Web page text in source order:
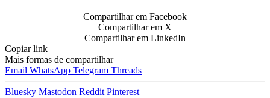
Compartilhar em Facebook
Compartilhar em X
Compartilhar em LinkedIn
Copiar link
Mais formas de compartilhar
Email WhatsApp Telegram Threads
Bluesky Mastodon Reddit Pinterest